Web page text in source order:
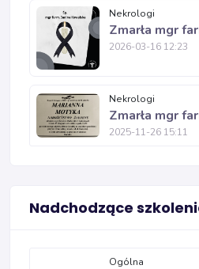
Nekrologi
Zmarła mgr
2026-03-16 12:23
Nekrologi
Zmarła mgr
2025-11-26 15:11
Nadchodzące
Ogólna